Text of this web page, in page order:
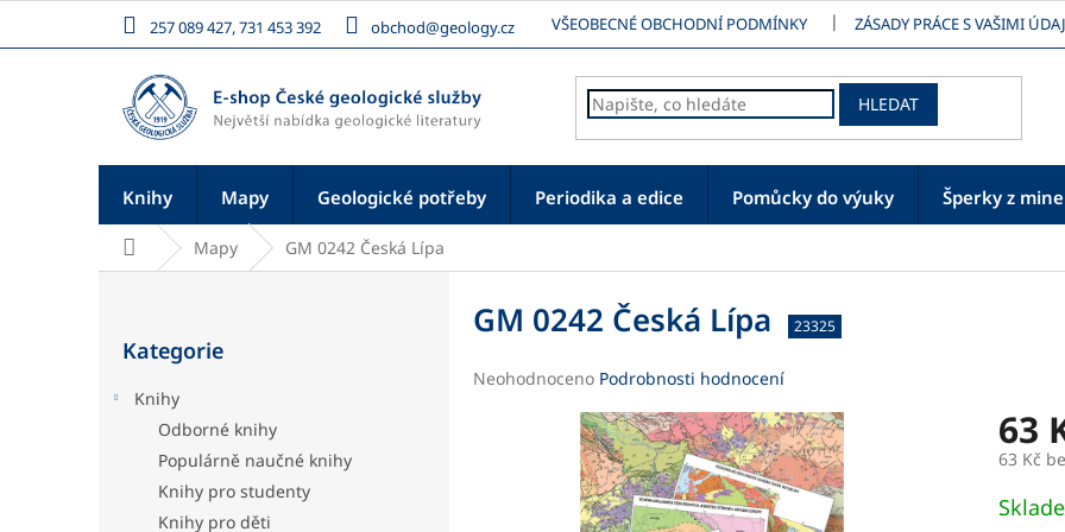
obsah
257 089 427, 731 453 392 obchod@geology.cz VŠEOBECNÉ OBCHODNÍ PODMÍNKY ZÁSADY PRÁCE S VAŠIMI
HLEDAT
Knihy Mapy Geologické potřeby Periodika a edice Pomůcky do výuky Šperky z
Domů Mapy GM 0242 Česká Lípa
kategorie
Kategorie
Knihy
Odborné knihy
Populárně naučné knihy
Knihy pro studenty
Knihy pro děti
GM 0242 Česká Lípa 23325
Průměrné
Neohodnoceno Podrobnosti hodnocení
63
63 Kč
cena: